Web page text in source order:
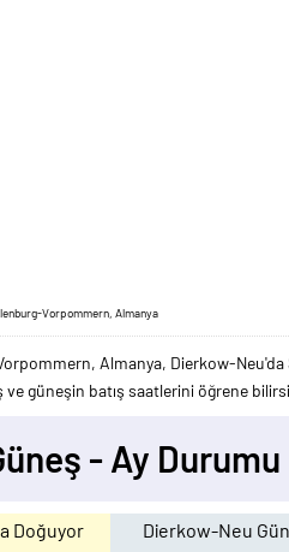
Vorpommern, Almanya
Almanya, Dierkow-
güneşin batış saatlerini öğrene
- Ay Durumu
Doğuyor Dierkow-Neu